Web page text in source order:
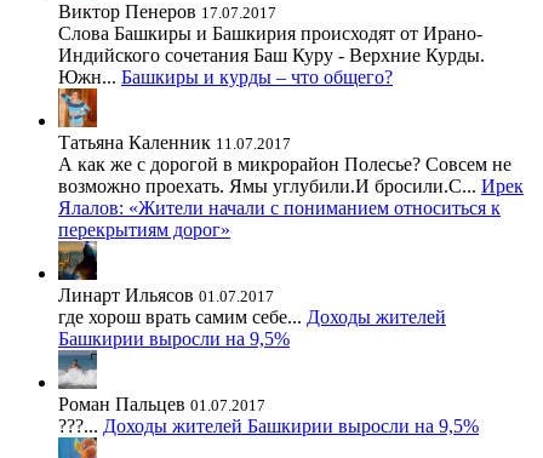
Виктор Пенеров 17.07.2017
Слова Башкиры и Башкирия происходят от Ирано-
Индийского сочетания Баш Куру - Верхние Курды.
Южн... Башкиры и курды – что общего?
Татьяна Каленник 11.07.2017
А как же с дорогой в микрорайон Полесье? Совсем не
возможно проехать. Ямы углубили.И бросили.С... Ирек
Ялалов: «Жители начали с пониманием относиться к
перекрытиям дорог»
Линарт Ильясов 01.07.2017
где хорош врать самим себе... Доходы жителей
Башкирии выросли на 9,5%
Роман Пальцев 01.07.2017
???... Доходы жителей Башкирии выросли на 9,5%